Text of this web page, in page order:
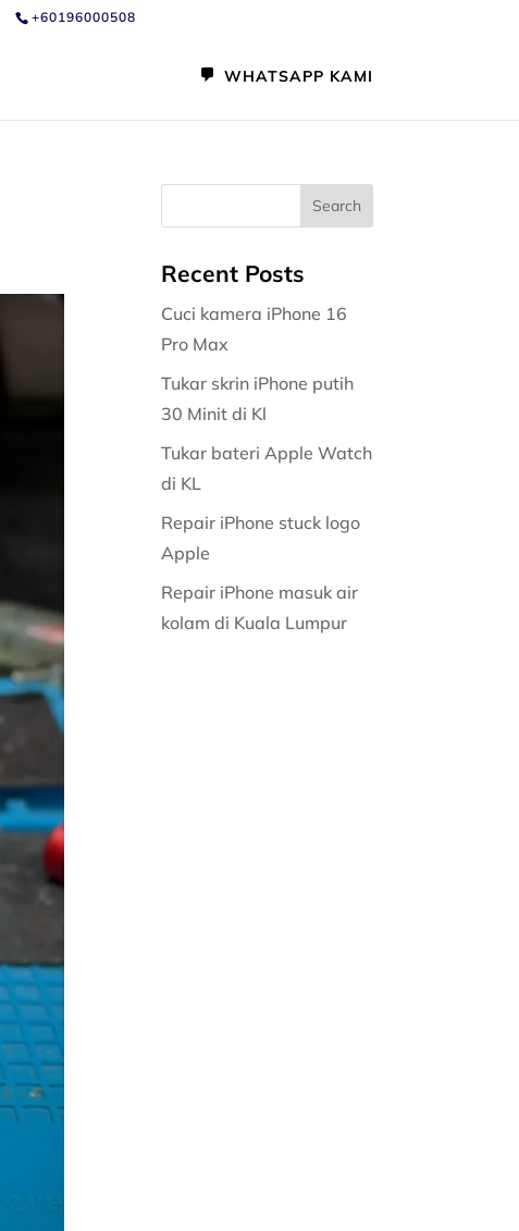
+60196000508
WHATSAPP KAMI
Recent Posts
Cuci kamera iPhone 16
Pro Max
Tukar skrin iPhone putih
30 Minit di Kl
Tukar bateri Apple Watch
di KL
Repair iPhone stuck logo
Apple
Repair iPhone masuk air
kolam di Kuala Lumpur